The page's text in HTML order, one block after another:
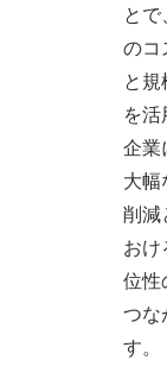
と
のコ
と
を活
企業
大幅
削減
おけ
位性
つな
す。